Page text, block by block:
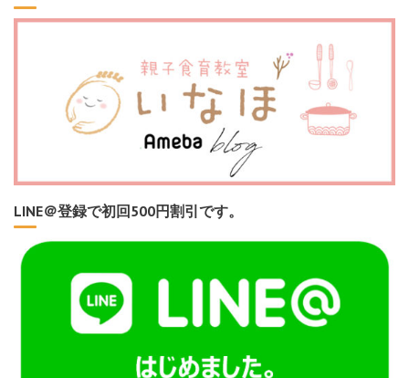
LINE＠登録で初回500円割引です。